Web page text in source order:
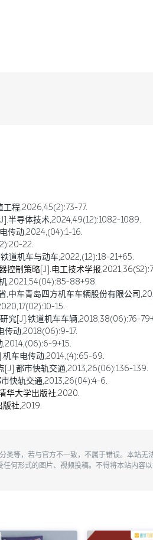
程,2026,45(2):73-77.
半导体技术,2024,49(12):1082-1089.
传动,2024,(04):1-16.
22.
道机车与动车,2022,(12):18-21+65.
控制策略[J].电工技术学报
,2021,54(04):85-88+98.
,中车青岛四方机车车辆股份有限公司
15.
究[J].铁道机车车辆,2018,38(06):76-
传动,2018(06):9-17.
,2014,(06):6-9+15.
机车电传动,2014,(4):65-69.
[J].都市快轨交通,2013,26(06):136-139.
快轨交通,2013,26(04):4-6.
华大学出版社,2020.
版社,2019.
类等，若与官方不一致，不属于错误。本站
何形式的图片、视频投稿。不得将本站内容